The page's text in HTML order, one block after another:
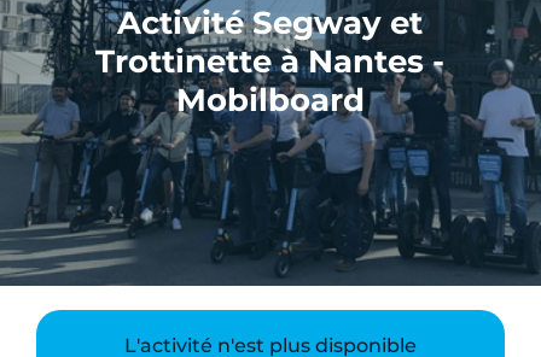
Activité Segway et
Trottinette à Nantes -
Mobilboard
L'activité n'est plus disponible